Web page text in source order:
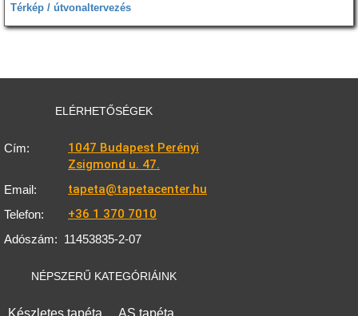
Térkép / útvonaltervezés
ELÉRHETŐSÉGEK
Cím:
1047 Budapest Perényi
Zsigmond u. 47.
Email: tapeta@tapetacenter.hu
Telefon: +36 1 370 7010
Adószám: 11453835-2-07
NÉPSZERŰ KATEGÓRIÁINK
Készletes tapéta AS tapéta